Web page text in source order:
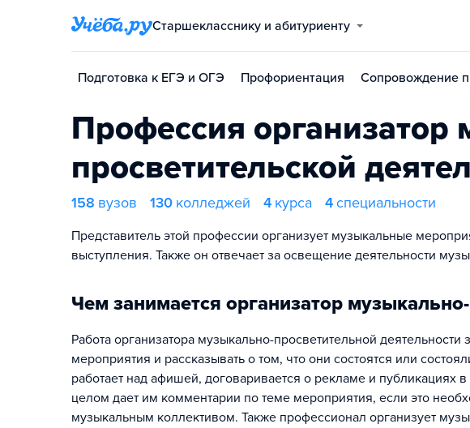
Старшекласснику и абитуриенту
Подготовка к ЕГЭ и ОГЭ Профориентация Сопровождение
Профессия организатор
просветительской
158 вузов 130 колледжей 4 курса 4специальности
Представитель этой профессии организует музыкальные
выступления. Также он отвечает за освещение деятельности
Чем занимается организатор
Работа организатора музыкально-просветительной
мероприятия и рассказывать о том, что они состоятся или
работает над афишей, договаривается о рекламе и
целом дает им комментарии по теме мероприятия, если это
музыкальным коллективом. Также профессионал организует